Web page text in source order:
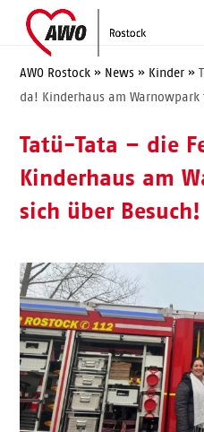
content
Open
mobile
menu
Close
mobile
menu
AWO Rostock » News » Kinder »
da! Kinderhaus am Warnowpark
Tatü-Tata – die
Kinderhaus am
sich über Besuch!